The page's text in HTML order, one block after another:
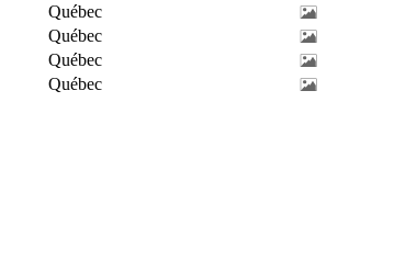
Québec
Québec
Québec
Québec